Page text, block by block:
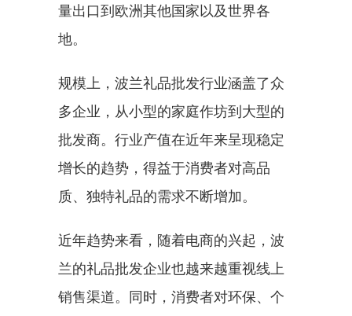
量出口到欧洲其他国家以及世界各
地。
规模上，波兰礼品批发行业涵盖了众
多企业，从小型的家庭作坊到大型的
批发商。行业产值在近年来呈现稳定
增长的趋势，得益于消费者对高品
质、独特礼品的需求不断增加。
近年趋势来看，随着电商的兴起，波
兰的礼品批发企业也越来越重视线上
销售渠道。同时，消费者对环保、个